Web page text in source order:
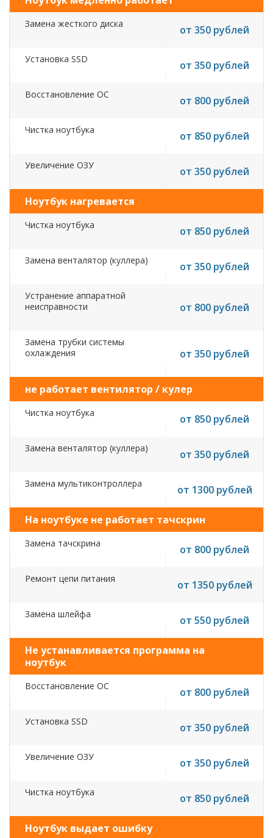
Замена жесткого диска от 350 рублей
Установка SSD от 350 рублей
Восстановление ОС от 800 рублей
Чистка ноутбука от 850 рублей
Увеличение ОЗУ от 350 рублей
Ноутбук нагревается
Чистка ноутбука от 850 рублей
Замена венталятор (куллера) от 350 рублей
Устранение аппаратной
неисправности
от 800 рублей
Замена трубки системы
охлаждения
от 350 рублей
не работает вентилятор / кулер
Чистка ноутбука от 850 рублей
Замена венталятор (куллера) от 350 рублей
Замена мультиконтроллера от 1300 рублей
На ноутбуке не работает тачскрин
Замена тачскрина от 800 рублей
Ремонт цепи питания от 1350 рублей
Замена шлейфа от 550 рублей
Не устанавливается программа на
ноутбук
Восстановление ОС от 800 рублей
Установка SSD от 350 рублей
Увеличение ОЗУ от 350 рублей
Чистка ноутбука от 850 рублей
Ноутбук выдает ошибку